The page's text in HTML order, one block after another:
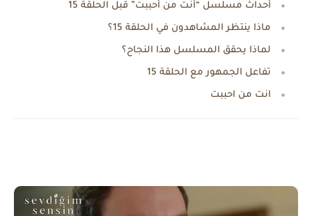
أحداث مسلسل “أنت من أحببت” قبل الحلقة 15
ماذا ينتظر المشاهدون في الحلقة 15؟
لماذا يحقق المسلسل هذا النجاح؟
تفاعل الجمهور مع الحلقة 15
انت من احببت